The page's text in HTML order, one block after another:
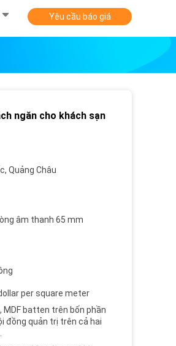
Yêu cầu báo giá
ngăn cho khách sạn
Quảng Châu
âm thanh 65 mm
per square meter
MDF batten trên bốn phần
đồng quản trị trên cả hai